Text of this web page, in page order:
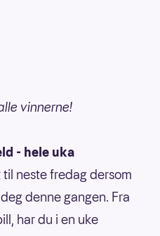
vinnerne!
- hele uka
neste fredag dersom
denne gangen. Fra
har du i en uke